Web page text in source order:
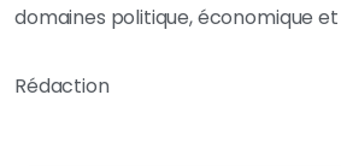
domaines politique, économique et
Rédaction